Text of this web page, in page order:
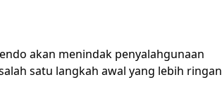
akan menindak penyalahgunaan
satu langkah awal yang lebih ringan